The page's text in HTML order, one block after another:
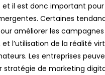
il est donc important pour
Certaines
améliorer les
l’utilisation de la réalité
Les entreprises
de marketing